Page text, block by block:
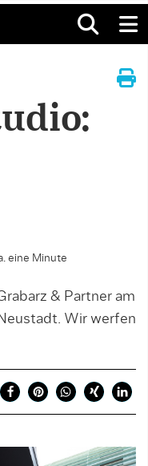
eine Minute
& Partner am
Wir werfen